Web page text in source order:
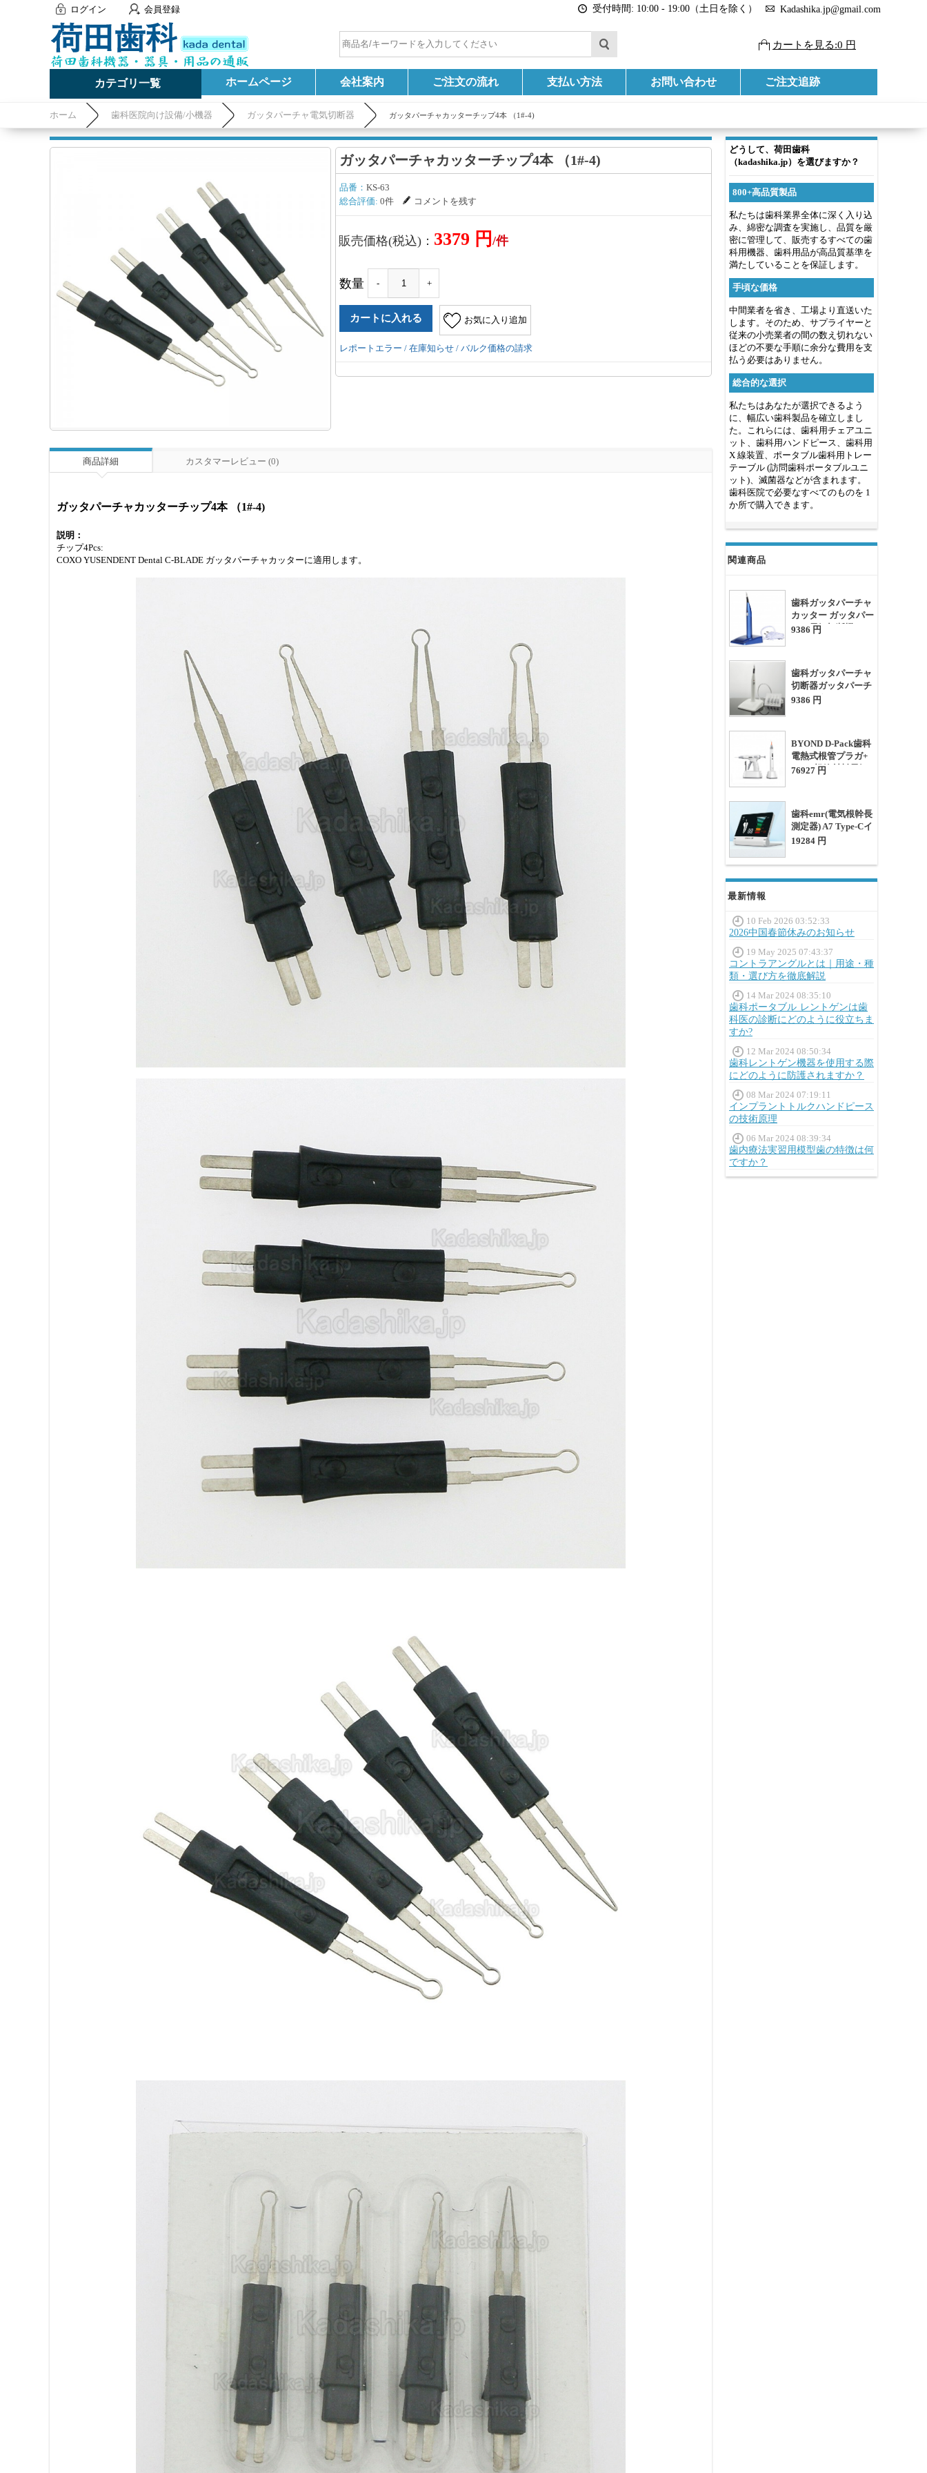
ログイン 会員登録 受付時間: 10:00 - 19:00（土日を除く） Kadashika.jp@gmail.com
カートを見る:0 円
カテゴリ一覧 ホームページ 会社案内 ご注文の流れ 支払い方法 お問い合わせ ご注文追跡
ホーム 歯科医院向け設備/小機器 ガッタパーチャ電気切断器 ガッタパーチャカッターチップ4本 （1#-4)
どうして、荷田歯科
（kadashika.jp）を選びますか？
800+高品質製品
私たちは歯科業界全体に深く入り込
み、綿密な調査を実施し、品質を厳
密に管理して、販売するすべての歯
科用機器、歯科用品が高品質基準を
満たしていることを保証します。
手頃な価格
中間業者を省き、工場より直送いた
します。そのため、サプライヤーと
従来の小売業者の間の数え切れない
ほどの不要な手順に余分な費用を支
払う必要はありません。
総合的な選択
私たちはあなたが選択できるよう
に、幅広い歯科製品を確立しまし
た。これらには、歯科用チェアユニ
ット、歯科用ハンドピース、歯科用
X 線装置、ポータブル歯科用トレー
テーブル (訪問歯科ポータブルユニ
ット)、滅菌器などが含まれます。
歯科医院で必要なすべてのものを 1
か所で購入できます。
関連商品
歯科ガッタパーチャ
カッター ガッタパー
チャ電気切断機
9386 円
歯科ガッタパーチャ
切断器ガッタパーチ
ャカッター
9386 円
BYOND D-Pack歯科
電熱式根管プラガ+
D-Fill根管材料電気
76927 円
歯科emr(電気根幹長
測定器) A7 Type-Cイ
ンターフェース
19284 円
最新情報
10 Feb 2026 03:52:33
2026中国春節休みのお知らせ
19 May 2025 07:43:37
コントラアングルとは｜用途・種
類・選び方を徹底解説
14 Mar 2024 08:35:10
歯科ポータブル レントゲンは歯
科医の診断にどのように役立ちま
すか?
12 Mar 2024 08:50:34
歯科レントゲン機器を使用する際
にどのように防護されますか？
08 Mar 2024 07:19:11
インプラントトルクハンドピース
の技術原理
06 Mar 2024 08:39:34
歯内療法実習用模型歯の特徴は何
ですか？
ガッタパーチャカッターチップ4本 （1#-4)
品番： KS-63
総合評価: 0件 コメントを残す
販売価格(税込)： 3379 円 /件
数量 - +
お気に入り追加
レポートエラー / 在庫知らせ / バルク価格の請求
商品詳細 カスタマーレビュー (0)
ガッタパーチャカッターチップ4本 （1#-4)
説明：
チップ4Pcs:
COXO YUSENDENT Dental C-BLADE ガッタパーチャカッターに適用します。